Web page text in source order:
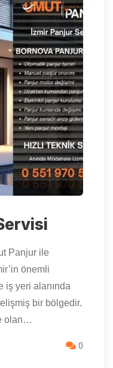
Panjur ile
önemli
iş yeri alanında
bir bölgedir.
olan…
0